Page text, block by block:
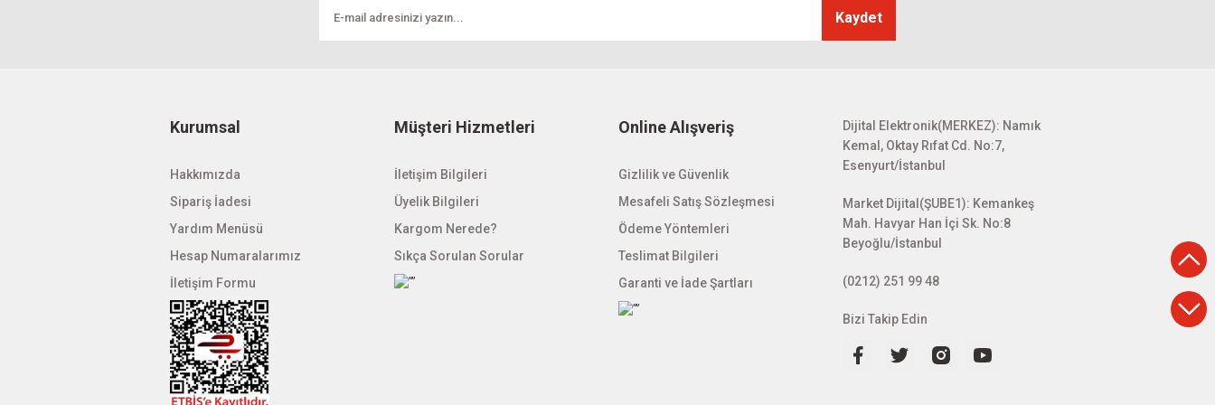
Kaydet
Kurumsal
Hakkımızda
Sipariş İadesi
Yardım Menüsü
Hesap Numaralarımız
İletişim Formu
Müşteri Hizmetleri
İletişim Bilgileri
Üyelik Bilgileri
Kargom Nerede?
Sıkça Sorulan Sorular
Online Alışveriş
Gizlilik ve Güvenlik
Mesafeli Satış Sözleşmesi
Ödeme Yöntemleri
Teslimat Bilgileri
Garanti ve İade Şartları
Dijital Elektronik(MERKEZ): Namık
Kemal, Oktay Rıfat Cd. No:7,
Esenyurt/İstanbul
Market Dijital(ŞUBE1): Kemankeş
Mah. Havyar Han İçi Sk. No:8
Beyoğlu/İstanbul
(0212) 251 99 48
Bizi Takip Edin